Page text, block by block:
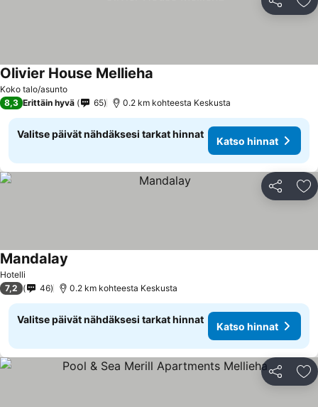
Jaa
Koko talo/asunto
Olivier House Mellieha
8,3 Erittäin hyvä 65 0.2 km kohteesta Keskusta
Valitse päivät nähdäksesi tarkat hinnat
Katso hinnat
Jaa
Hotelli
Mandalay
7,2 46 0.2 km kohteesta Keskusta
Valitse päivät nähdäksesi tarkat hinnat
Katso hinnat
Jaa